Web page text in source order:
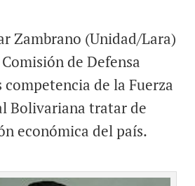
Zambrano (Unidad/Lara)
de Defensa
competencia de la Fuerza
Bolivariana tratar de
económica del país.